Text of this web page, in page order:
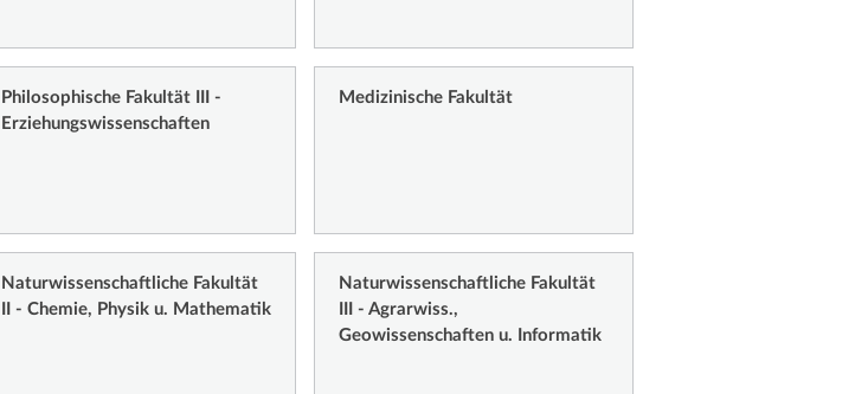
Philosophische Fakultät III -
Erziehungswissenschaften
Medizinische Fakultät
Naturwissenschaftliche Fakultät
II - Chemie, Physik u. Mathematik
Naturwissenschaftliche Fakultät
III - Agrarwiss.,
Geowissenschaften u. Informatik